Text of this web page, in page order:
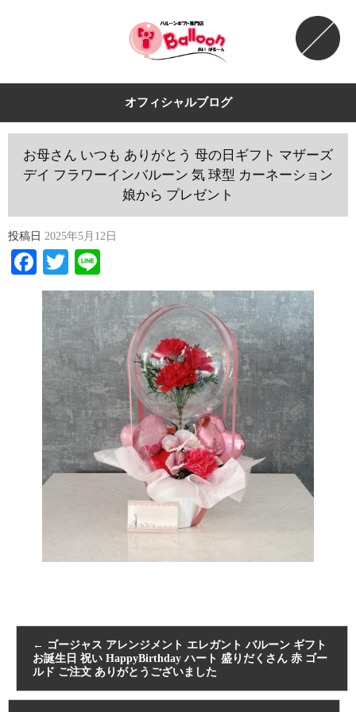
オフィシャルブログ
お母さん いつも ありがとう 母の日ギフト マザーズ
デイ フラワーインバルーン 気 球型 カーネーション
娘から プレゼント
投稿日 2025年5月12日
Facebook
Twitter
← ゴージャス アレンジメント エレガント バルーン ギフト
お誕生日 祝い HappyBirthday ハート 盛りだくさん 赤 ゴー
ルド ご注文 ありがとうございました